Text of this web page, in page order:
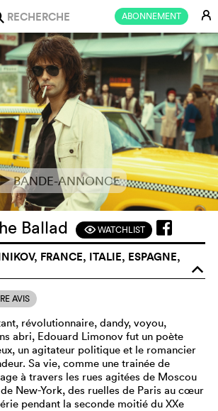
ABONNEMENT E
BANDE-ANNONCE
Ballad FWATCHLIST
FRANCE, ITALIE, ESPAGNE,
o
AVIS
révolutionnaire, dandy, voyou,
abri, Edouard Limonov fut un poète
un agitateur politique et le romancier
Sa vie, comme une trainée de
à travers les rues agitées de Moscou
New-York, des ruelles de Paris au cœur
pendant la seconde moitié du XXe